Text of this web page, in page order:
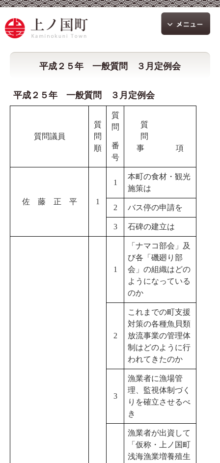
平成２５年 一般質問 ３月定例会
平成２５年 一般質問 ３月定例会
質問議員
質
問
順
質
問
質
問
事 項
番
号
佐 藤 正 平 1
1
本町の食材・観光
施策は
2 バス停の申請を
3 石碑の建立は
1
「ナマコ部会」及
び各「磯廻り部
会」の組織はどの
ようになっている
のか
2
これまでの町支援
対策の各種魚貝類
放流事業の管理体
制はどのように行
われてきたのか
3
漁業者に漁場管
理、監視体制づく
りを確立させるべ
き
漁業者が出資して
「仮称・上ノ国町
浅海漁業増養殖生